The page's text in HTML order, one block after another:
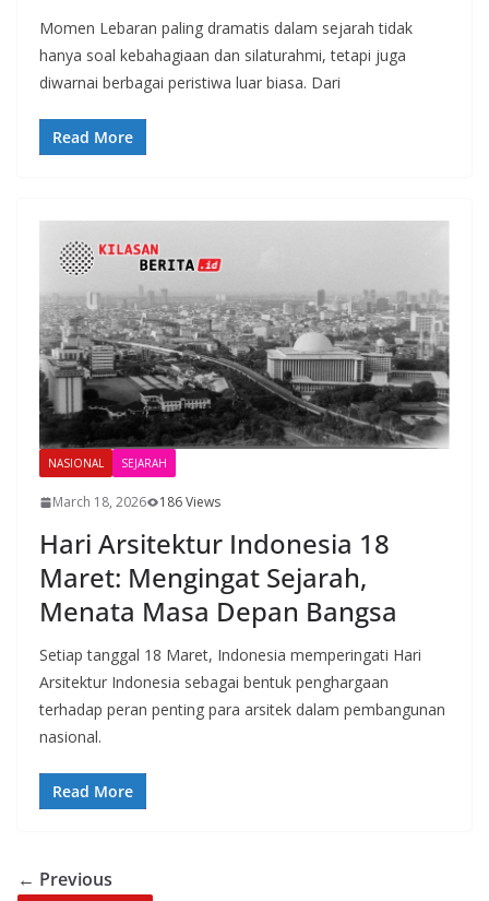
Momen Lebaran paling dramatis dalam sejarah tidak
hanya soal kebahagiaan dan silaturahmi, tetapi juga
diwarnai berbagai peristiwa luar biasa. Dari
Read More
NASIONAL SEJARAH
March 18, 2026 186 Views
Hari Arsitektur Indonesia 18
Maret: Mengingat Sejarah,
Menata Masa Depan Bangsa
Setiap tanggal 18 Maret, Indonesia memperingati Hari
Arsitektur Indonesia sebagai bentuk penghargaan
terhadap peran penting para arsitek dalam pembangunan
nasional.
Read More
← Previous